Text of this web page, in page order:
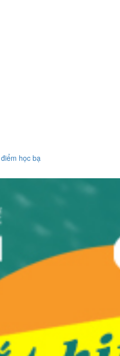
học bạ